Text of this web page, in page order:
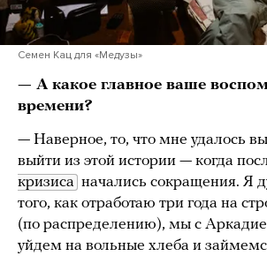
Семен Кац для «Медузы»
— А какое главное ваше
времени?
— Наверное, то, что мне удалось
выйти из этой истории — когда
кризиса начались сокращения. Я
того, как отработаю три года на
(по распределению), мы с
уйдем на вольные хлеба и